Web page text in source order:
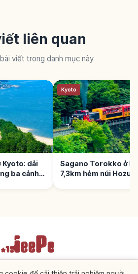
liên quan
viết trong danh mục này
dải
ba cảnh
Kyoto
Sagano Torokko ở
7,3km hẻm núi Hozu-